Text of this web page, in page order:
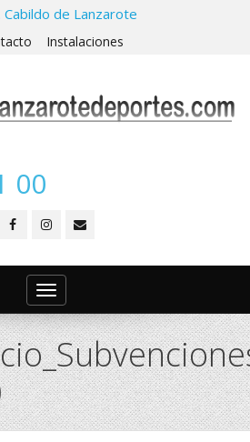
Cabildo de Lanzarote
Instalaciones
00
Toggle
navigation